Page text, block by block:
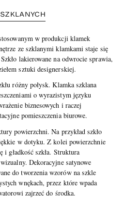
w produkcji klamek
ze szklanymi klamkami staje się
lakierowane na odwrocie sprawia,
sztuki designerskiej.
różny połysk. Klamka szklana
o wyrazistym języku
biznesowych i raczej
pomieszczenia biurowe.
powierzchni. Na przykład szkło
w dotyku. Z kolei powierzchnie
i gładkość szkła. Struktura
Dekoracyjne satynowe
do tworzenia wzorów na szkle
wnękach, przez które wpada
zajrzeć do środka.